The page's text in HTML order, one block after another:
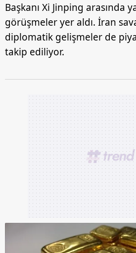
Başkanı Xi Jinping arasında
görüşmeler yer aldı. İran
diplomatik gelişmeler de
takip ediliyor.